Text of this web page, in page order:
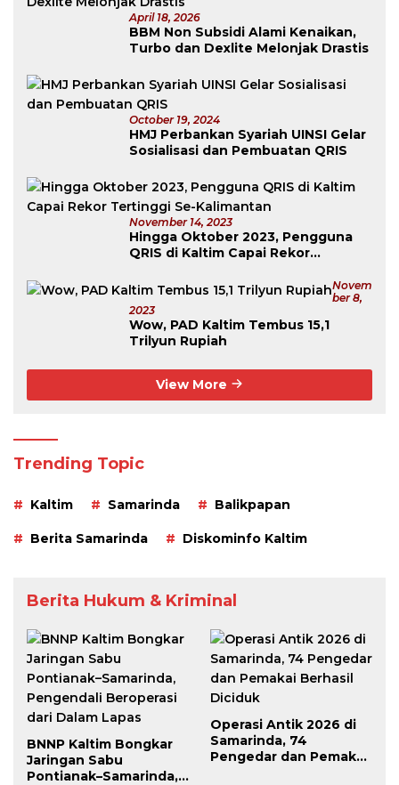
April 18, 2026
BBM Non Subsidi Alami Kenaikan,
Turbo dan Dexlite Melonjak Drastis
October 19, 2024
HMJ Perbankan Syariah UINSI Gelar
Sosialisasi dan Pembuatan QRIS
November 14, 2023
Hingga Oktober 2023, Pengguna
QRIS di Kaltim Capai Rekor
Novem
Ber 8,
2023
Wow, PAD Kaltim Tembus 15,1
Trilyun Rupiah
View More
Trending Topic
Kaltim Samarinda Balikpapan
Berita Samarinda Diskominfo Kaltim
Berita Hukum & Kriminal
BNNP Kaltim Bongkar
Jaringan Sabu
Pontianak–Samarinda,
Operasi Antik 2026 di
Samarinda, 74
Pengedar dan Pemakai